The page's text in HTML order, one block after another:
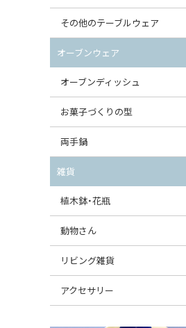
スープ皿
ダルマプレート
たまご型プレート
ハート型プレート
変形プレート
分割ディッシュ
すべて見る
丸鉢・どんぶり・ボウル
茶碗
オーバルボウル
ハートボウル
葉っぱ型ボウル
りんご型ボウル
いちご型ボウル
星型ボウル
スープカップ
ガーリックポット
オニオンキャニスター
ガーリックキャニスター
チーズケース
バターディッシュ
六角形ポット
ボトル
すべて見る
スープチュリーン
角型カッティングボード
丸型カッティングボード
すべて見る
その他のテーブルウェア
調味料入れ
グレイヴィーボート
エッグカップ
ケーキスタンド
カトラリー
はしおき・カトラリーレスト
オーブンウェア
オーブンディッシュ
大型（24cm〜）
中型（18〜24cm）
スクエアオーブンディッシュ
オーバルオーブンディッシュ
すべて見る
お菓子づくりの型
パウンド型
マフィン型
すべて見る
両手鍋
チュリーン
キャセロール
すべて見る
雑貨
植木鉢・花瓶
植木鉢
花瓶
動物さん
フィギュア・置物
貯金箱
リビング雑貨
スツール
アクセサリー